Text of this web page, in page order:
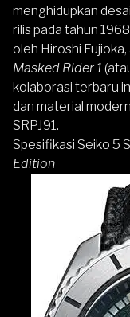
menghidupkan
rilis pada tahun
oleh Hiroshi
Masked Rider 1
kolaborasi terbaru
dan material
SRPJ91.
Spesifikasi Seiko 5
Edition